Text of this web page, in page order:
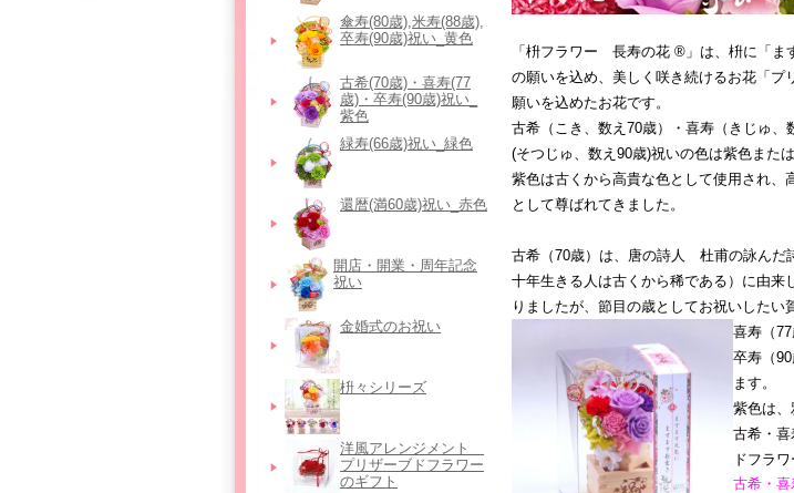
傘寿(80歳),米寿(88歳),
卒寿(90歳)祝い_黄色
古希(70歳)・喜寿(77
歳)・卒寿(90歳)祝い_
紫色
緑寿(66歳)祝い_緑色
還暦(満60歳)祝い_赤色
開店・開業・周年記念
祝い
金婚式のお祝い
枡々シリーズ
洋風アレンジメント＿
プリザーブドフラワー
のギフト
「枡フラワー 長寿の花 ®」は、枡に「ま
の願いを込め、美しく咲き続けるお花「プ
願いを込めたお花です。
古希（こき、数え70歳）・喜寿（きじゅ、
(そつじゅ、数え90歳)祝いの色は紫色また
紫色は古くから高貴な色として使用され、
として尊ばれてきました。
古希（70歳）は、唐の詩人 杜甫の詠ん
十年生きる人は古くから稀である）に由来
りましたが、節目の歳としてお祝いしたい
喜寿（
卒寿（
ます。
紫色は、
古希・
ドフラ
古希・